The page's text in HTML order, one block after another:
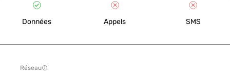
Données Appels SMS
Réseau